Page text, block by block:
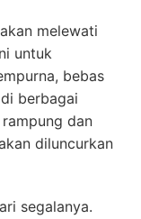
melewati
untuk
bebas
berbagai
dan
diluncurkan
segalanya.